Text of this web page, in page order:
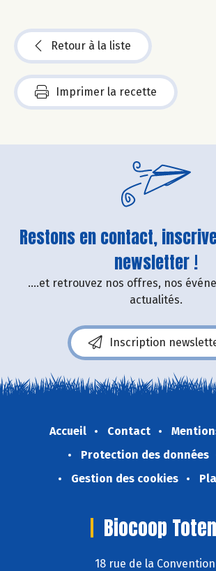
Retour à la liste
Imprimer la recette
Restons en contact,
newsletter !
....et retrouvez nos offres, nos
actualités.
Inscription
Accueil Contact
Protection des données
Gestion des cookies
Biocoop
18 rue de la Convention